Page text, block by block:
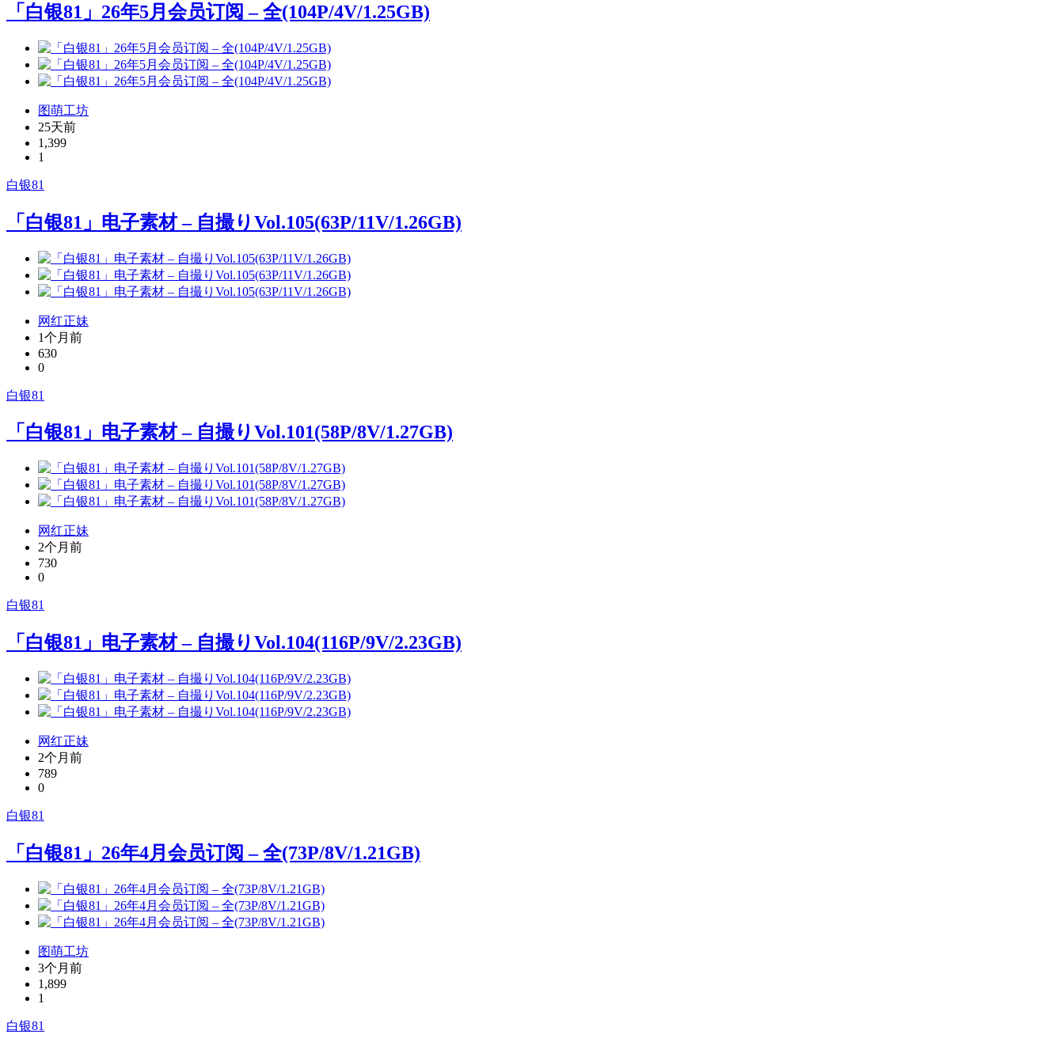
「白银81」26年5月会员订阅 – 全(104P/4V/1.25GB)
图萌工坊
25天前
1,399
1
白银81
「白银81」电子素材 – 自撮りVol.105(63P/11V/1.26GB)
网红正妹
1个月前
630
0
白银81
「白银81」电子素材 – 自撮りVol.101(58P/8V/1.27GB)
网红正妹
2个月前
730
0
白银81
「白银81」电子素材 – 自撮りVol.104(116P/9V/2.23GB)
网红正妹
2个月前
789
0
白银81
「白银81」26年4月会员订阅 – 全(73P/8V/1.21GB)
图萌工坊
3个月前
1,899
1
白银81